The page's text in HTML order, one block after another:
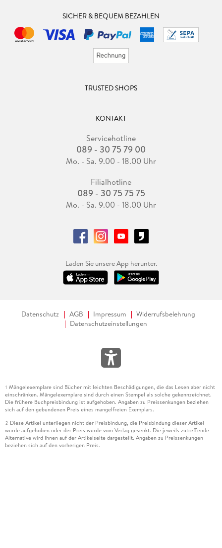
SICHER & BEQUEM BEZAHLEN
TRUSTED SHOPS
KONTAKT
Servicehotline
089 - 30 75 79 00
Mo. - Sa. 9.00 - 18.00 Uhr
Filialhotline
089 - 30 75 75 75
Mo. - Sa. 9.00 - 18.00 Uhr
Laden Sie unsere App herunter.
Datenschutz AGB Impressum
Widerrufsbelehrung
Datenschutzeinstellungen
1 Mängelexemplare sind Bücher mit leichten Beschädigungen, die das Lesen aber nicht
einschränken. Mängelexemplare sind durch einen Stempel als solche gekennzeichnet.
Die frühere Buchpreisbindung ist aufgehoben. Angaben zu Preissenkungen beziehen
sich auf den gebundenen Preis eines mangelfreien Exemplars.
2 Diese Artikel unterliegen nicht der Preisbindung, die Preisbindung dieser Artikel
wurde aufgehoben oder der Preis wurde vom Verlag gesenkt. Die jeweils zutreffende
Alternative wird Ihnen auf der Artikelseite dargestellt. Angaben zu Preissenkungen
beziehen sich auf den vorherigen Preis.